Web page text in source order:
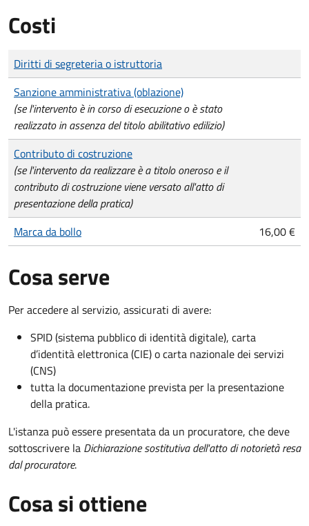
Costi
Tipo di pagamento
Importo
Diritti di segreteria o istruttoria
Sanzione amministrativa (oblazione)
(se l'intervento è in corso di esecuzione o è stato
realizzato in assenza del titolo abilitativo edilizio)
Contributo di costruzione
(se l'intervento da realizzare è a titolo oneroso e il
contributo di costruzione viene versato all'atto di
presentazione della pratica)
Marca da bollo
16,00 €
Cosa serve
Per accedere al servizio, assicurati di avere:
SPID (sistema pubblico di identità digitale), carta
d’identità elettronica (CIE) o carta nazionale dei servizi
(CNS)
tutta la documentazione prevista per la presentazione
della pratica.
L'istanza può essere presentata da un procuratore, che deve
sottoscrivere la Dichiarazione sostitutiva dell'atto di notorietà resa
dal procuratore.
Cosa si ottiene